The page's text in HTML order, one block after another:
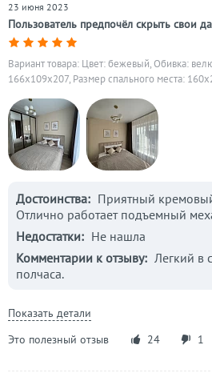
Пользователь предпочёл скрыть свои
23 июня 2023
Вариант товара: Цвет: бежевый, Обивка:
166x109x207, Размер спального места:
Достоинства: Приятный
Отлично работает подъемный
Недостатки: Не нашла
Комментарии к отзыву: Легкий в
полчаса.
Показать детали
Это полезный отзыв
24 1